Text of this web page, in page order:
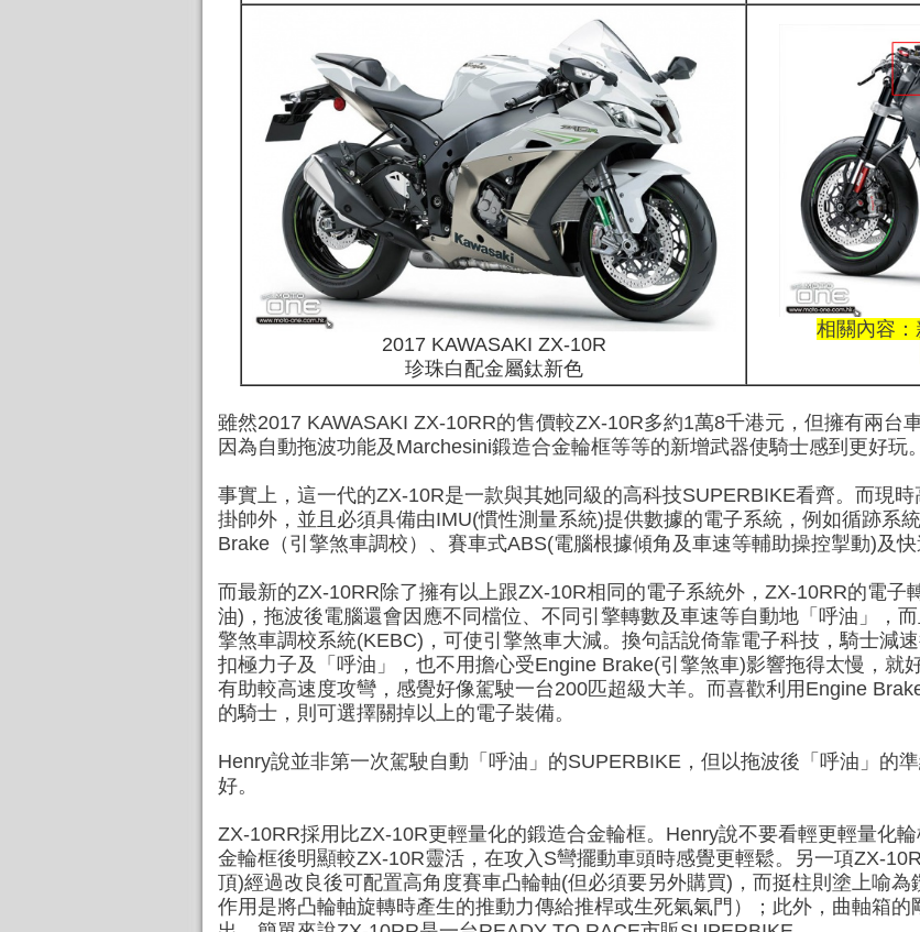
2017 KAWASAKI ZX-10R
珍珠白配金屬鈦新色
相關內容
雖然2017 KAWASAKI ZX-10RR的售價較ZX-10R多約1萬8千港元，但擁有兩台
因為自動拖波功能及Marchesini鍛造合金輪框等等的新增武器使騎士感到更好玩。
事實上，這一代的ZX-10R是一款與其她同級的高科技SUPERBIKE看齊。而現
掛帥外，並且必須具備由IMU(慣性測量系統)提供數據的電子系統，例如循跡系
Brake（引擎煞車調校）、賽車式ABS(電腦根據傾角及車速等輔助操控掣動)及快
而最新的ZX-10RR除了擁有以上跟ZX-10R相同的電子系統外，ZX-10RR的電子
油)，拖波後電腦還會因應不同檔位、不同引擎轉數及車速等自動地「呼油」，
擎煞車調校系統(KEBC)，可使引擎煞車大減。換句話說倚靠電子科技，騎士減
扣極力子及「呼油」，也不用擔心受Engine Brake(引擎煞車)影響拖得太慢，就
有助較高速度攻彎，感覺好像駕駛一台200匹超級大羊。而喜歡利用Engine
的騎士，則可選擇關掉以上的電子裝備。
Henry說並非第一次駕駛自動「呼油」的SUPERBIKE，但以拖波後「呼油」的
好。
ZX-10RR採用比ZX-10R更輕量化的鍛造合金輪框。Henry說不要看輕更輕量化
金輪框後明顯較ZX-10R靈活，在攻入S彎擺動車頭時感覺更輕鬆。另一項ZX-
頂)經過改良後可配置高角度賽車凸輪軸(但必須要另外購買)，而挺柱則塗上喻
作用是將凸輪軸旋轉時產生的推動力傳給推桿或生死氣氣門）；此外，曲軸箱